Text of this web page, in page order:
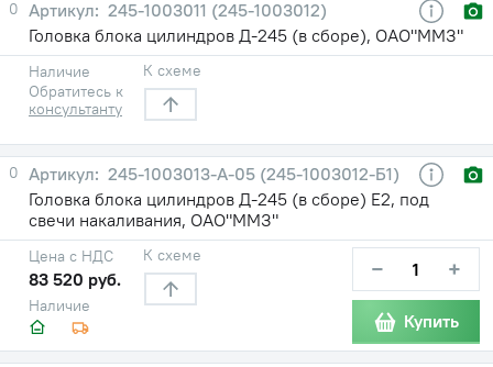
0
245-1003011 (245-1003012)
Головка блока цилиндров Д-245 (в сборе), ОАО"ММЗ"
Наличие
Обратитесь к
консультанту
К схеме
0
245-1003013-А-05 (245-1003012-Б1)
Головка блока цилиндров Д-245 (в сборе) Е2, под
свечи накаливания, ОАО"ММЗ"
Наличие
Цена с НДС
83 520 руб.
К схеме − +
Купить